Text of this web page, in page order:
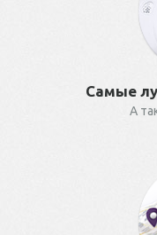
Самые
А